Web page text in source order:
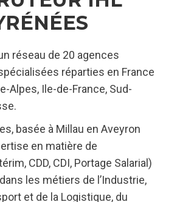
réseau de 20 agences
réparties en France
Alpes, Ile-de-France, Sud-
basée à Millau en Aveyron
en matière de
CDD, CDI, Portage Salarial)
les métiers de l’Industrie,
et de la Logistique, du